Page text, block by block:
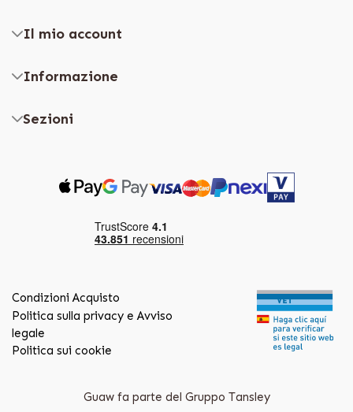
Il mio account
Informazione
Sezioni
Condizioni Acquisto
Politica sulla privacy e Avviso
legale
Politica sui cookie
Guaw fa parte del Gruppo Tansley